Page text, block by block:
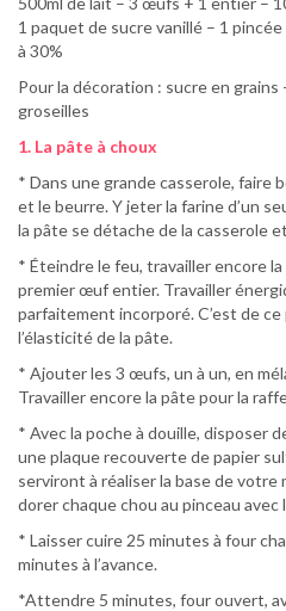
1 paquet de sucre vanillé – 1
à 30%
Pour la décoration : sucre en grains
groseilles
1. La pâte à choux
* Dans une grande casserole, faire
et le beurre. Y jeter la farine d’un
la pâte se détache de la casserole
* Éteindre le feu, travailler encore
premier œuf entier. Travailler
parfaitement incorporé. C’est de
l’élasticité de la pâte.
* Ajouter les 3 œufs, un à un, en
Travailler encore la pâte pour la
* Avec la poche à douille, disposer
une plaque recouverte de papier
serviront à réaliser la base de
dorer chaque chou au pinceau avec
* Laisser cuire 25 minutes à four
minutes à l’avance.
*Attendre 5 minutes, four ouvert,